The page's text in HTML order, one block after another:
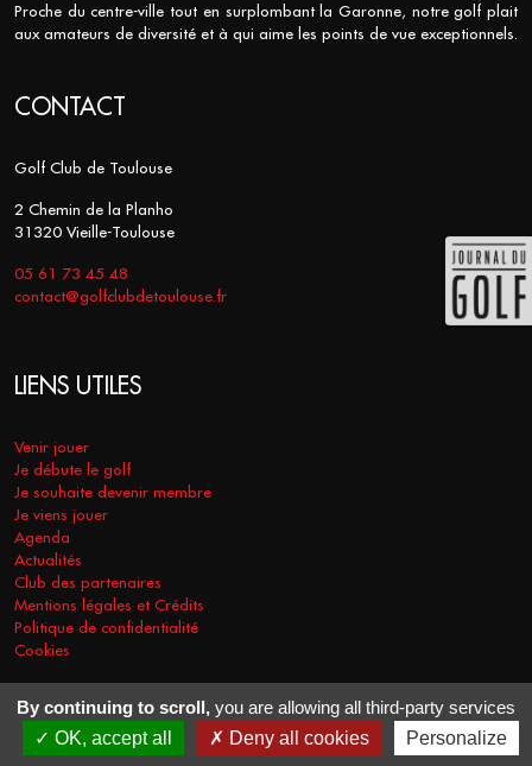
Proche du centre-ville tout en surplombant la Garonne, notre golf plait
aux amateurs de diversité et à qui aime les points de vue exceptionnels.
CONTACT
Golf Club de Toulouse
2 Chemin de la Planho
31320 Vieille-Toulouse
05 61 73 45 48
contact@golfclubdetoulouse.fr
LIENS UTILES
Venir jouer
Je débute le golf
Je souhaite devenir membre
Je viens jouer
Agenda
Actualités
Club des partenaires
Mentions légales et Crédits
Politique de confidentialité
Cookies
COPYRIGHT © 2026 - GOLF CLUB DE TOULOUSE. TOUS DROITS
RÉSERVÉS.
RÉALISATION VT-DESIGN 2021
By continuing to scroll, you are allowing all third-party services
OK, accept all
Deny all cookies Personalize